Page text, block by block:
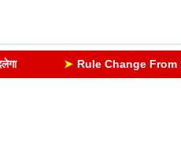
Rule Change From 1st